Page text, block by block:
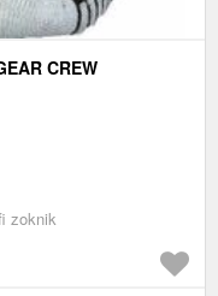
CREW
zoknik